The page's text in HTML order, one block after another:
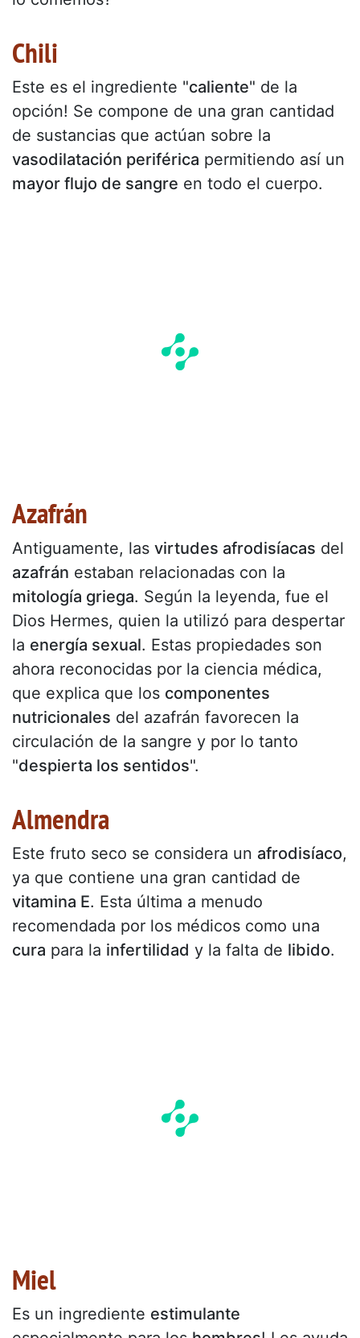
Chili
Este es el ingrediente "caliente" de la
opción! Se compone de una gran cantidad
de sustancias que actúan sobre la
vasodilatación periférica permitiendo así un
mayor flujo de sangre en todo el cuerpo.
Azafrán
Antiguamente, las virtudes afrodisíacas del
azafrán estaban relacionadas con la
mitología griega. Según la leyenda, fue el
Dios Hermes, quien la utilizó para despertar
la energía sexual. Estas propiedades son
ahora reconocidas por la ciencia médica,
que explica que los componentes
nutricionales del azafrán favorecen la
circulación de la sangre y por lo tanto
"despierta los sentidos".
Almendra
Este fruto seco se considera un afrodisíaco,
ya que contiene una gran cantidad de
vitamina E. Esta última a menudo
recomendada por los médicos como una
cura para la infertilidad y la falta de libido.
Miel
Es un ingrediente estimulante